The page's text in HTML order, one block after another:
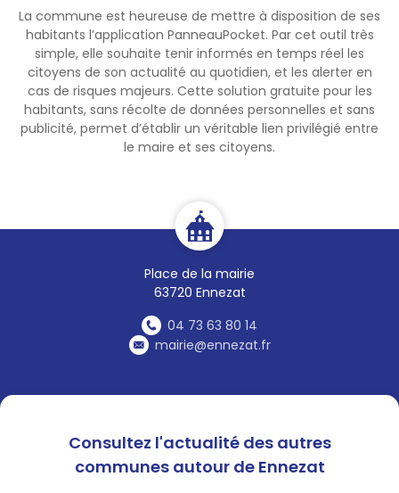
La commune est heureuse de mettre à disposition de ses
habitants l’application PanneauPocket. Par cet outil très
simple, elle souhaite tenir informés en temps réel les
citoyens de son actualité au quotidien, et les alerter en
cas de risques majeurs. Cette solution gratuite pour les
habitants, sans récolte de données personnelles et sans
publicité, permet d’établir un véritable lien privilégié entre
le maire et ses citoyens.
Place de la mairie
63720 Ennezat
04 73 63 80 14
mairie@ennezat.fr
Consultez l'actualité des autres
communes autour de Ennezat